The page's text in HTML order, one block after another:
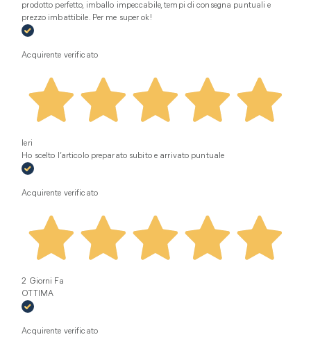
prodotto perfetto, imballo impeccabile, tempi di consegna puntuali e
prezzo imbattibile. Per me super ok!
Acquirente verificato
Ieri
Ho scelto l’articolo preparato subito e arrivato puntuale
Acquirente verificato
2 Giorni Fa
OTTIMA
Acquirente verificato